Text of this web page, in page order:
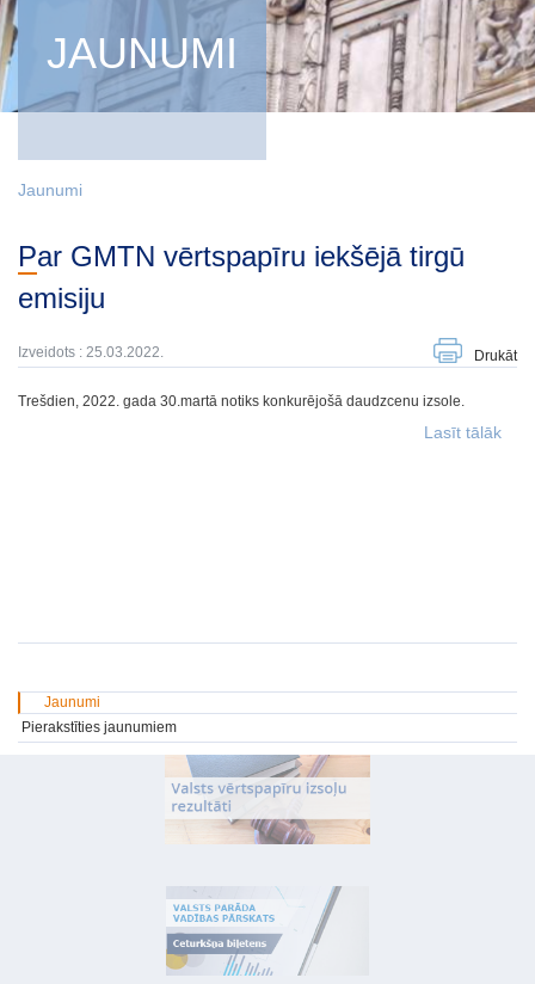
JAUNUMI
Jaunumi
Par GMTN vērtspapīru iekšējā tirgū
emisiju
Izveidots : 25.03.2022. Drukāt
Trešdien, 2022. gada 30.martā notiks konkurējošā daudzcenu izsole.
Lasīt tālāk
Jaunumi
Pierakstīties jaunumiem